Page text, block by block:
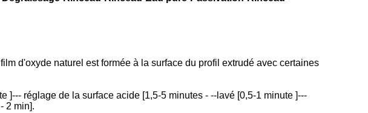
d'oxyde naturel est formée à la surface du profil extrudé avec certaines
]--- réglage de la surface acide [1,5-5 minutes - --lavé [0,5-1 minute ]---
2 min].